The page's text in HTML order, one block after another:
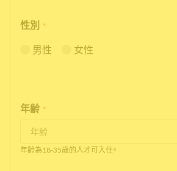
性別 *
男性 女性
年齢 *
年齡為18-35歲的人才可入住。